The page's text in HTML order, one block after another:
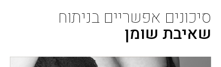
סיכונים אפשריים בניתוח
שאיבת שומן